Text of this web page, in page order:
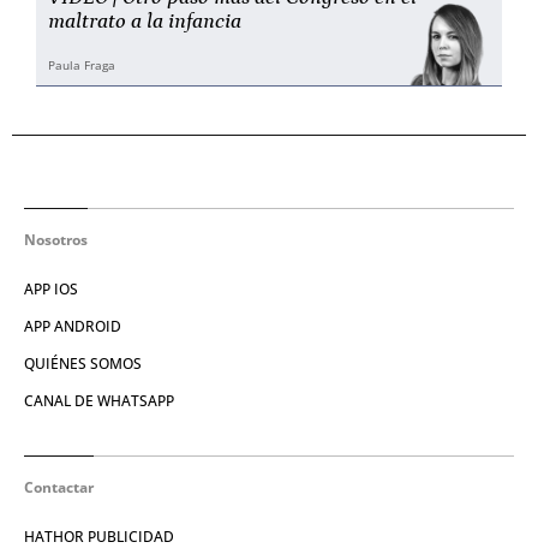
maltrato a la infancia
Paula Fraga
Nosotros
APP IOS
APP ANDROID
QUIÉNES SOMOS
CANAL DE WHATSAPP
Contactar
HATHOR PUBLICIDAD